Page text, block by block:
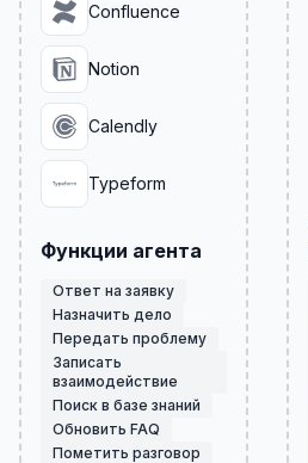
Confluence
Notion
Calendly
Typeform
Функции агента
Ответ на заявку
Назначить дело
Передать проблему
Записать
взаимодействие
Поиск в базе знаний
Обновить FAQ
Пометить разговор